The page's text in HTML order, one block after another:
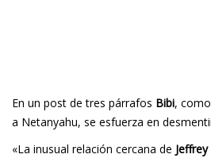
En un post de tres párrafos Bibi,
a Netanyahu, se esfuerza en
«La inusual relación cercana de